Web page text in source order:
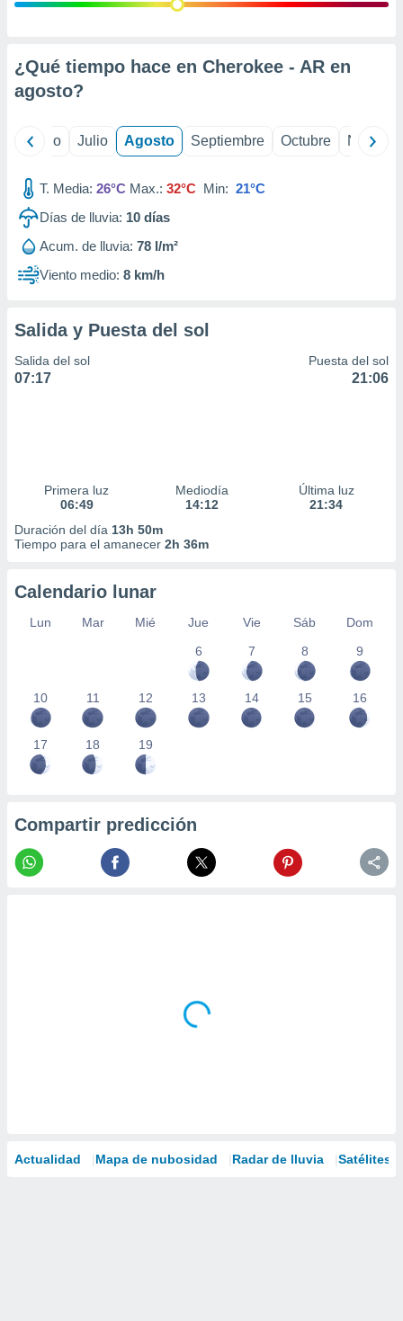
e
mediante
de
1199
¿Qué tiempo hace en Cherokee - AR en
agosto?
Junio Julio Agosto Septiembre Octubre
T. Media: 26°C Max.: 32°C Min: 21°C
Días de lluvia: 10 días
Acum. de lluvia: 78 l/m²
Viento medio: 8 km/h
Salida y Puesta del sol
Salida del sol
07:17
Puesta del sol
21:06
Primera luz
06:49
Mediodía
14:12
Última luz
21:34
Duración del día 13h 50m
Tiempo para el amanecer 2h 36m
Calendario lunar
Lun Mar Mié Jue Vie Sáb
Dom
6
7 8 9
10 11 12 13 14 15 16
17 18 19
Compartir predicción
Actualidad Mapa de nubosidad Radar de lluvia Satélites